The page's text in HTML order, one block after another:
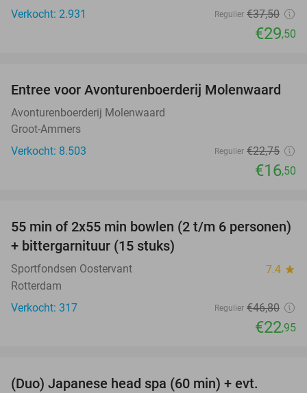
Verkocht: 2.931
Regulier €37,50
€29,50
27%
Entree voor Avonturenboerderij Molenwaard
Avonturenboerderij Molenwaard
Groot-Ammers
Verkocht: 8.503
Regulier €22,75
€16,50
51%
55 min of 2x55 min bowlen (2 t/m 6 personen)
+ bittergarnituur (15 stuks)
Sportfondsen Oostervant 7.4 star
Rotterdam
Verkocht: 317
Regulier €46,80
€22,95
(Duo) Japanese head spa (60 min) + evt.